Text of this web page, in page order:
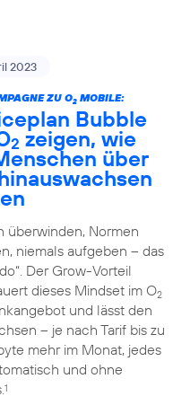
2023
ZU O2MOBILE:
Bubble
2 zeigen, wie
über
überwinden, Normen
niemals aufgeben – das
Der Grow-Vorteil
dieses Mindset im O2
und lässt den
– je nach Tarif bis zu
mehr im Monat, jedes
und ohne
1